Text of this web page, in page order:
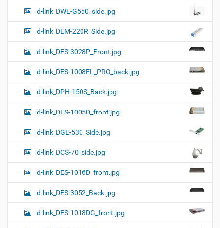
d-link_DWL-G550_side.jpg
d-link_DEM-220R_Side.jpg
d-link_DES-3028P_Front.jpg
d-link_DES-1008FL_PRO_back.jpg
d-link_DPH-150S_Back.jpg
d-link_DES-1005D_front.jpg
d-link_DGE-530_Side.jpg
d-link_DCS-70_side.jpg
d-link_DES-1016D_front.jpg
d-link_DES-3052_Back.jpg
d-link_DES-1018DG_front.jpg